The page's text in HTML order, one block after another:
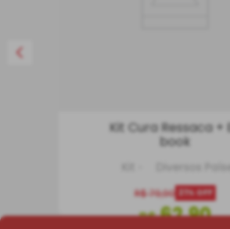
Kit Cura Ressaca +
book
R$79,90 21% OFF
R$ 62,90